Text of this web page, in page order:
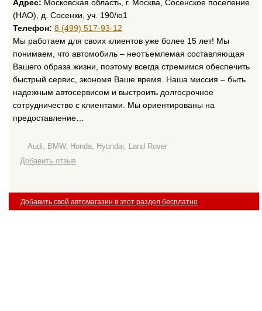
Адрес: Московская область, г. Москва, Сосенское поселение
(НАО), д. Сосенки, уч. 190/ю1
Телефон: 8 (499) 517-93-12
Мы работаем для своих клиентов уже более 15 лет! Мы
понимаем, что автомобиль – неотъемлемая составляющая
Вашего образа жизни, поэтому всегда стремимся обеспечить
быстрый сервис, экономя Ваше время. Наша миссия – быть
надежным автосервисом и выстроить долгосрочное
сотрудничество с клиентами. Мы ориентированы на
предоставление…
Audi, BMW, Honda, Hyundai, Land Rover
Добавить отзыв
Добавить свой автомагазин в этот раздел бесплатно